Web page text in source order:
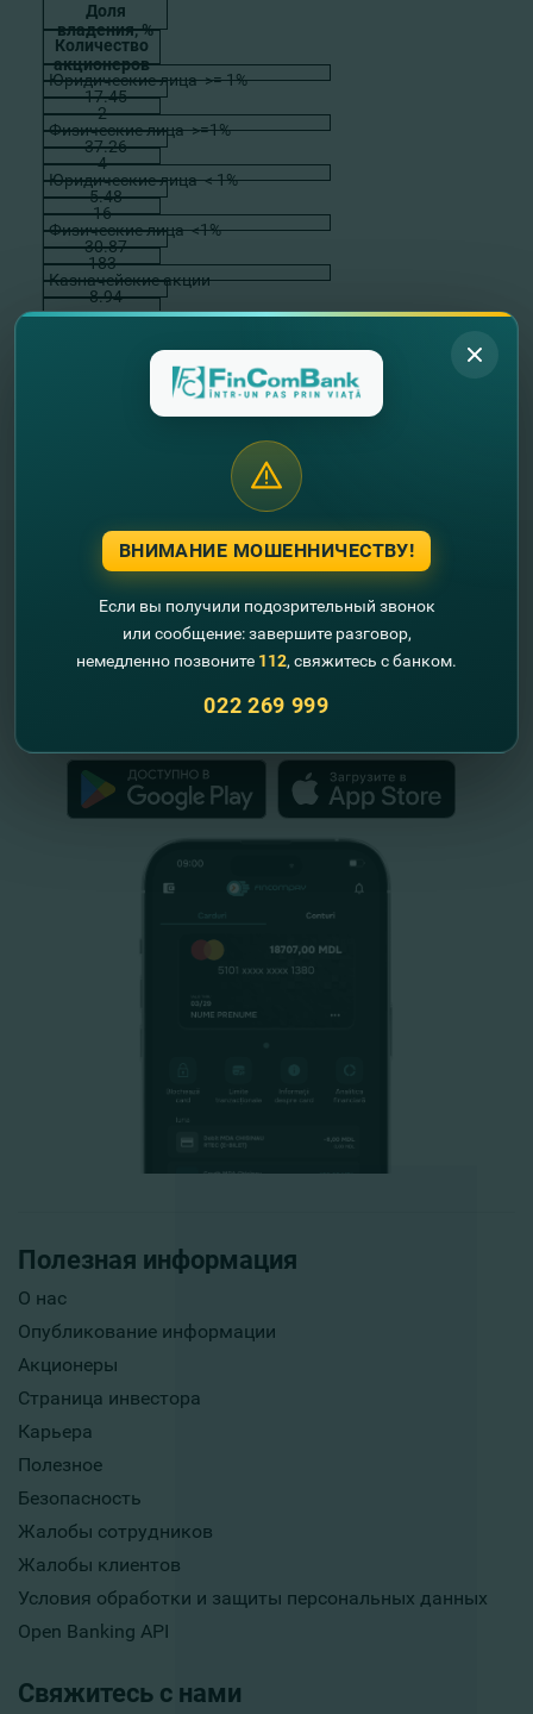
Доля
владения, %
Количество
акционеров
Юридические лица >= 1%
17.45
2
Физические лица >=1%
37.26
4
Юридические лица < 1%
5.48
16
Физические лица <1%
30.87
183
Казначейские акции
8.94
-
Информация, раскрываемая
банком в соответствии с
капитала и требованиями к
публикации банках, доступна
Полезная информация
О нас
Опубликование информации
Акционеры
Страница инвестора
Карьера
Полезное
Безопасность
Жалобы сотрудников
Жалобы клиентов
Условия обработки и защиты персональных данных
Open Banking API
Свяжитесь с нами
"FinComBank" S.A. является членом
Схемы гарантирования депозитов
Республики Молдова
ВНИМАНИЕ МОШЕННИЧЕСТВУ!
Если вы получили подозрительный звонок
или сообщение: завершите разговор,
немедленно позвоните 112, свяжитесь с банком.
022 269 999